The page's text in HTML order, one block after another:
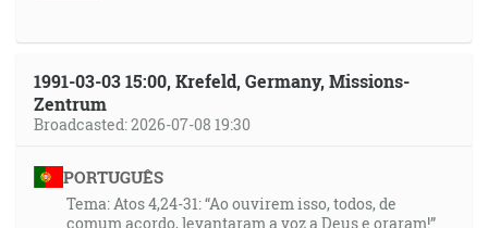
1991-03-03 15:00, Krefeld, Germany, Missions-
Zentrum
Broadcasted: 2026-07-08 19:30
PORTUGUÊS
Tema: Atos 4,24-31: “Ao ouvirem isso, todos, de
comum acordo, levantaram a voz a Deus e oraram!”